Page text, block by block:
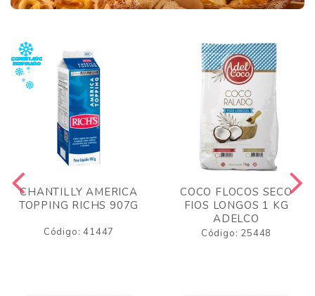
CHANTILLY AMERICA
TOPPING RICHS 907G
Código: 41447
COCO FLOCOS SECO
FIOS LONGOS 1 KG
ADELCO
Código: 25448